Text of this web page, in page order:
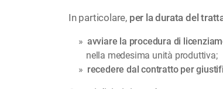
In particolare, per la durata del
avviare la procedura di
nella medesima unità produttiva;
recedere dal contratto per